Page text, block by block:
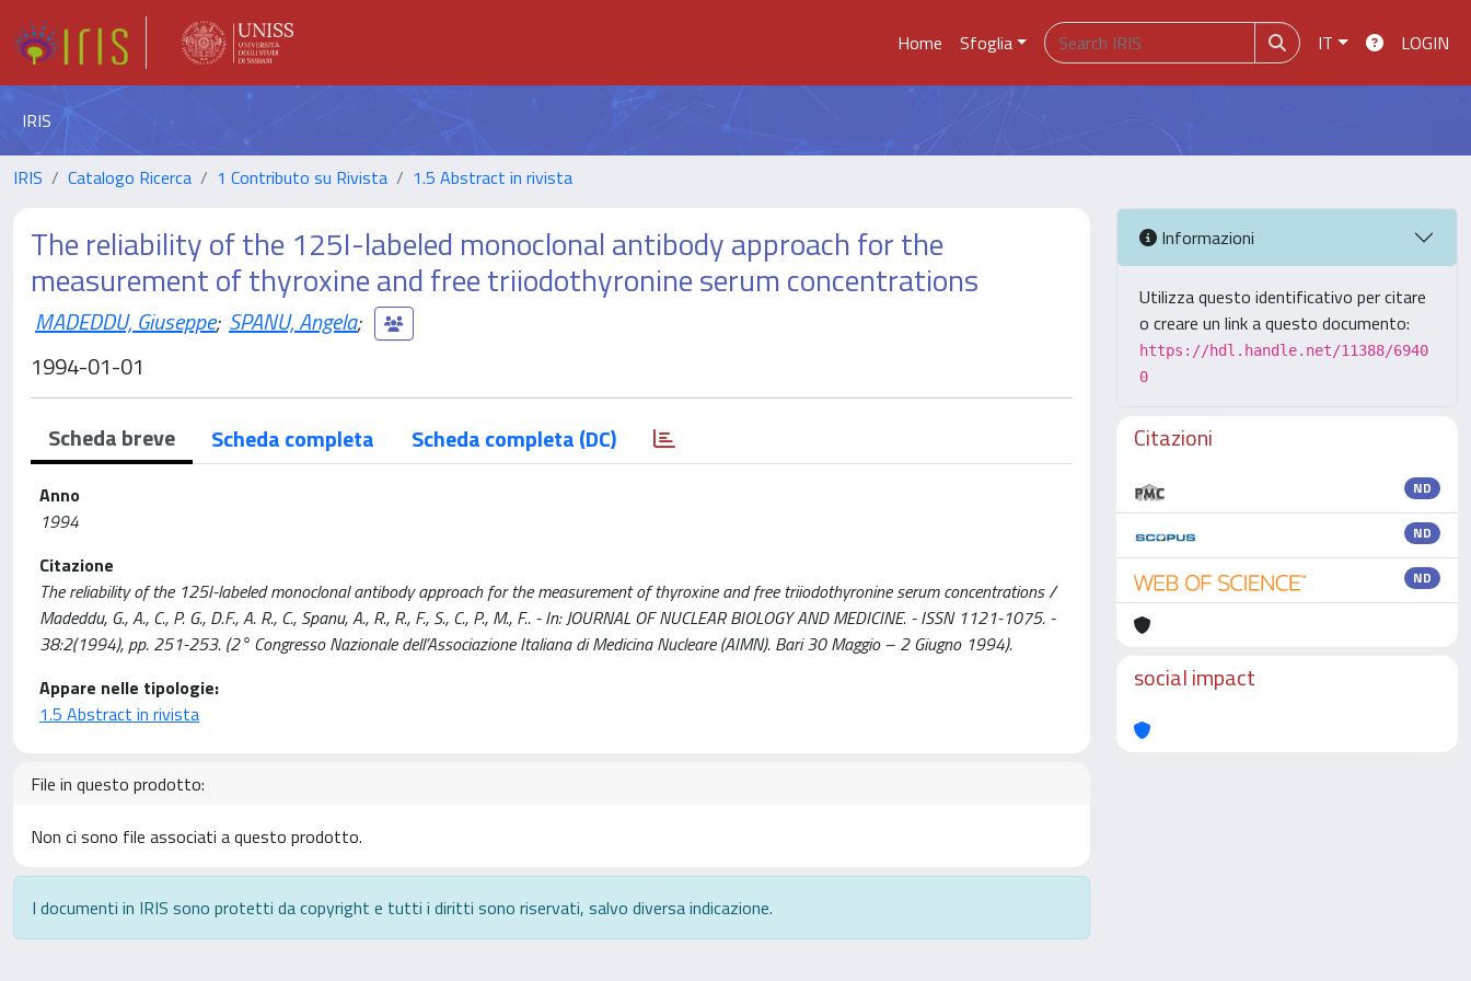
Home Sfoglia IT LOGIN
IRIS
IRIS Catalogo Ricerca 1 Contributo su Rivista 1.5 Abstract in rivista
The reliability of the 125I-labeled monoclonal antibody approach for the
measurement of thyroxine and free triiodothyronine serum concentrations
MADEDDU, Giuseppe; SPANU, Angela;
1994-01-01
Scheda breve Scheda completa Scheda completa (DC)
Anno
1994
Citazione
The reliability of the 125I-labeled monoclonal antibody approach for the measurement of thyroxine and free triiodothyronine serum concentrations /
Madeddu, G., A., C., P. G., D.F., A. R., C., Spanu, A., R., R., F., S., C., P., M., F.. - In: JOURNAL OF NUCLEAR BIOLOGY AND MEDICINE. - ISSN 1121-1075. -
38:2(1994), pp. 251-253. (2° Congresso Nazionale dell’Associazione Italiana di Medicina Nucleare (AIMN). Bari 30 Maggio – 2 Giugno 1994).
Appare nelle tipologie:
1.5 Abstract in rivista
File in questo prodotto:
Non ci sono file associati a questo prodotto.
I documenti in IRIS sono protetti da copyright e tutti i diritti sono riservati, salvo diversa indicazione.
Informazioni
Utilizza questo identificativo per citare
o creare un link a questo documento:
https://hdl.handle.net/11388/6940
0
Citazioni
ND
ND
ND
social impact